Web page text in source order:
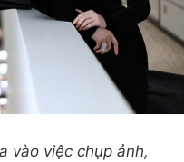
vào việc chụp ảnh,